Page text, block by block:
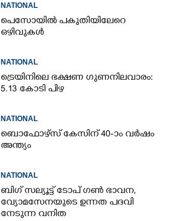
NATIONAL
പെസോയിൽ പകുതിയിലേറെ
ഒഴിവുകൾ
NATIONAL
ട്രെയിനിലെ ഭക്ഷണ ഗുണനിലവാരം:
5.13 കോടി പിഴ
NATIONAL
ബൊഫോഴ്സ് കേസിന് 40-ാം വ‌ർഷം
അന്ത്യം
NATIONAL
ബിഗ് സല്യൂട്ട് ടോപ് ഗൺ ഭാവന,​
വ്യോമസേനയുടെ ഉന്നത പദവി
നേടുന്ന വനിത